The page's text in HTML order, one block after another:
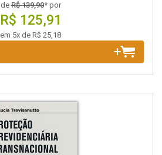
deR$ 139,90* por
R$ 125,91
em 5x de R$ 25,18